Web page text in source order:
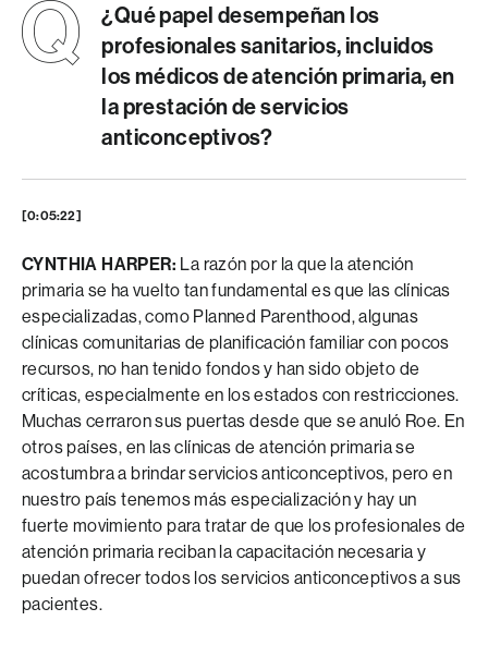
¿Qué papel desempeñan los
profesionales sanitarios, incluidos
los médicos de atención primaria, en
la prestación de servicios
anticonceptivos?
[0:05:22]
CYNTHIA HARPER: La razón por la que la atención
primaria se ha vuelto tan fundamental es que las clínicas
especializadas, como Planned Parenthood, algunas
clínicas comunitarias de planificación familiar con pocos
recursos, no han tenido fondos y han sido objeto de
críticas, especialmente en los estados con restricciones.
Muchas cerraron sus puertas desde que se anuló Roe. En
otros países, en las clínicas de atención primaria se
acostumbra a brindar servicios anticonceptivos, pero en
nuestro país tenemos más especialización y hay un
fuerte movimiento para tratar de que los profesionales de
atención primaria reciban la capacitación necesaria y
puedan ofrecer todos los servicios anticonceptivos a sus
pacientes.